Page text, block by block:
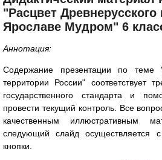
"Расцвет Древнерусского
Ярославе Мудром" 6
Аннотация:
Содержание презентации по
территории России" соответствует
государственного стандарта и
провести текущий контроль. Все
качественным иллюстративным
следующий слайд осуществляется
кнопки.